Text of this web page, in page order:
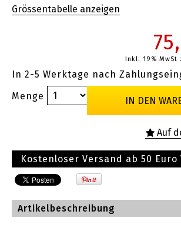
Inkl. 19% MwSt
In 2-5 Werktage nach
Menge
Kostenloser Versand ab 50
Artikelbeschreibung